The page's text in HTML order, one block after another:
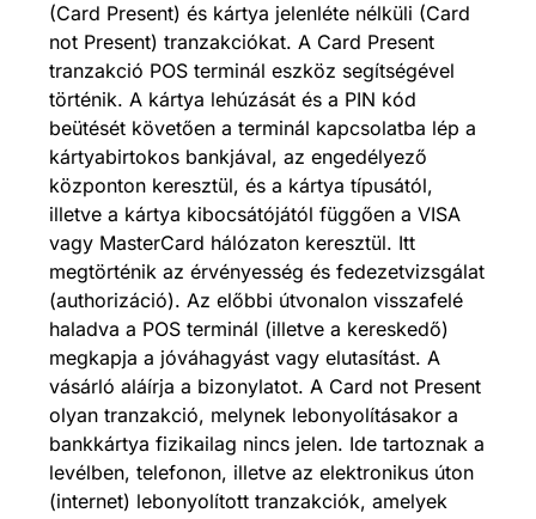
(Card Present) és kártya jelenléte nélküli (Card
not Present) tranzakciókat. A Card Present
tranzakció POS terminál eszköz segítségével
történik. A kártya lehúzását és a PIN kód
beütését követően a terminál kapcsolatba lép a
kártyabirtokos bankjával, az engedélyező
központon keresztül, és a kártya típusától,
illetve a kártya kibocsátójától függően a VISA
vagy MasterCard hálózaton keresztül. Itt
megtörténik az érvényesség és fedezetvizsgálat
(authorizáció). Az előbbi útvonalon visszafelé
haladva a POS terminál (illetve a kereskedő)
megkapja a jóváhagyást vagy elutasítást. A
vásárló aláírja a bizonylatot. A Card not Present
olyan tranzakció, melynek lebonyolításakor a
bankkártya fizikailag nincs jelen. Ide tartoznak a
levélben, telefonon, illetve az elektronikus úton
(internet) lebonyolított tranzakciók, amelyek